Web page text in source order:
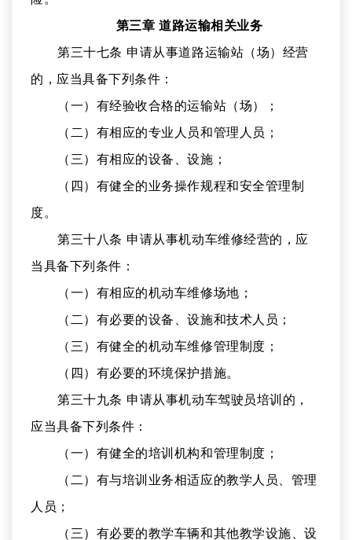
第三章 道路运输相关业务
第三十七条 申请从事道路运输站（场）经营
的，应当具备下列条件：
（一）有经验收合格的运输站（场）；
（二）有相应的专业人员和管理人员；
（三）有相应的设备、设施；
（四）有健全的业务操作规程和安全管理制
度。
第三十八条 申请从事机动车维修经营的，应
当具备下列条件：
（一）有相应的机动车维修场地；
（二）有必要的设备、设施和技术人员；
（三）有健全的机动车维修管理制度；
（四）有必要的环境保护措施。
第三十九条 申请从事机动车驾驶员培训的，
应当具备下列条件：
（一）有健全的培训机构和管理制度；
（二）有与培训业务相适应的教学人员、管理
人员；
（三）有必要的教学车辆和其他教学设施、设